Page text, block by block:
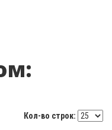
Кол-во строк: